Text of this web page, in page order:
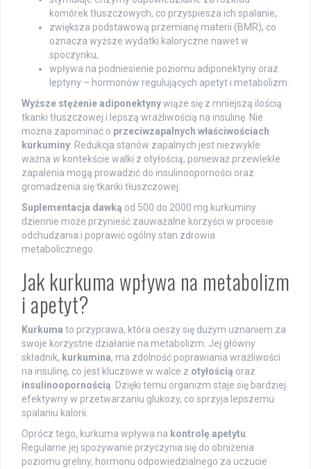
komórek tłuszczowych, co przyspiesza ich spalanie,
zwiększa podstawową przemianę materii (BMR), co
oznacza wyższe wydatki kaloryczne nawet w
spoczynku,
wpływa na podniesienie poziomu adiponektyny oraz
leptyny – hormonów regulujących apetyt i metabolizm.
Wyższe stężenie adiponektynywiąże się z mniejszą ilością
tkanki tłuszczowej i lepszą wrażliwością na insulinę. Nie
można zapominać o przeciwzapalnych właściwościach
kurkuminy. Redukcja stanów zapalnych jest niezwykle
ważna w kontekście walki z otyłością, ponieważ przewlekłe
zapalenia mogą prowadzić do insulinooporności oraz
gromadzenia się tkanki tłuszczowej.
Suplementacja dawką od 500 do 2000 mg kurkuminy
dziennie może przynieść zauważalne korzyści w procesie
odchudzania i poprawić ogólny stan zdrowia
metabolicznego.
Jak kurkuma wpływa na metabolizm
i apetyt?
Kurkuma to przyprawa, która cieszy się dużym uznaniem za
swoje korzystne działanie na metabolizm. Jej główny
składnik, kurkumina, ma zdolność poprawiania wrażliwości
na insulinę, co jest kluczowe w walce z otyłością oraz
insulinoopornością. Dzięki temu organizm staje się bardziej
efektywny w przetwarzaniu glukozy, co sprzyja lepszemu
spalaniu kalorii.
Oprócz tego, kurkuma wpływa na kontrolę apetytu.
Regularne jej spożywanie przyczynia się do obniżenia
poziomu greliny, hormonu odpowiedzialnego za uczucie